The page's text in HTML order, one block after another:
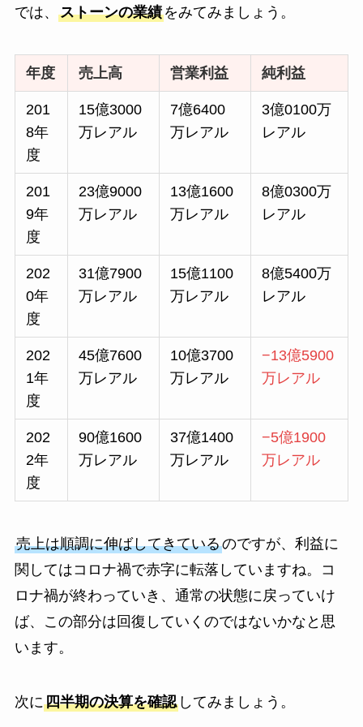
では、 ストーンの業績をみてみましょう。
年度 売上高 営業利益 純利益
201
8年
度
15億3000
万レアル
7億6400
万レアル
3億0100万
レアル
201
9年
度
23億9000
万レアル
13億1600
万レアル
8億0300万
レアル
202
0年
度
31億7900
万レアル
15億1100
万レアル
8億5400万
レアル
202
1年
度
45億7600
万レアル
10億3700
万レアル
−13億5900
万レアル
202
2年
度
90億1600
万レアル
37億1400
万レアル
−5億1900
万レアル
売上は順調に伸ばしてきているのですが、利益に
関してはコロナ禍で赤字に転落していますね。コ
ロナ禍が終わっていき、通常の状態に戻っていけ
ば、この部分は回復していくのではないかなと思
います。
次に四半期の決算を確認してみましょう。